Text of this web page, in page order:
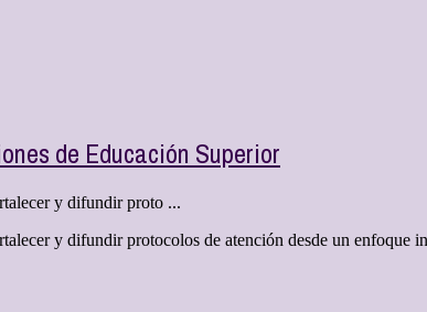
de Educación Superior
y difundir proto ...
y difundir protocolos de atención desde un enfoque